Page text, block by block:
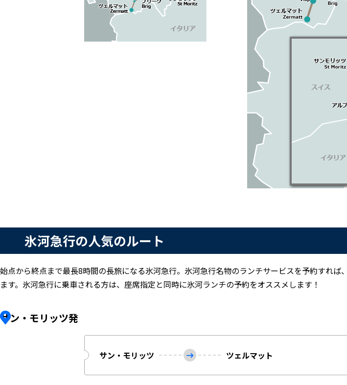
氷河急行の人気のルート
始点から終点まで最長8時間の長旅になる氷河急行。氷河急行名物のランチサービスを予約すれ
ます。氷河急行に乗車される方は、座席指定と同時に氷河ランチの予約をオススメします！
サン・モリッツ発
サン・モリッツ ツェルマット